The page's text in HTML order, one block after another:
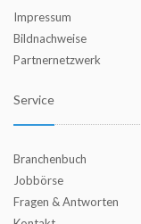
Impressum
Bildnachweise
Partnernetzwerk
Service
Branchenbuch
Jobbörse
Fragen & Antworten